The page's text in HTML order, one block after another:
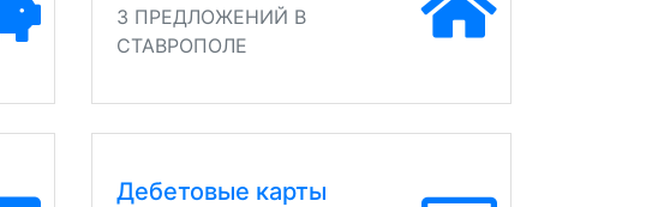
3 ПРЕДЛОЖЕНИЙ В
СТАВРОПОЛЕ
Дебетовые карты